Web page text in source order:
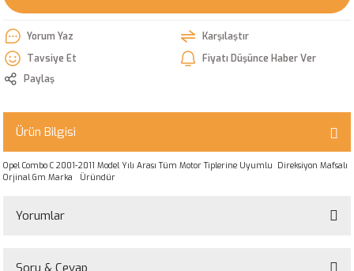
Yorum Yaz
Karşılaştır
Tavsiye Et
Fiyatı Düşünce Haber Ver
Paylaş
Ürün Bilgisi
Opel Combo C 2001-2011 Model Yılı Arası Tüm Motor Tiplerine Uyumlu Direksiyon Mafsalı
Orjinal Gm Marka Üründür
Yorumlar
Soru & Cevap